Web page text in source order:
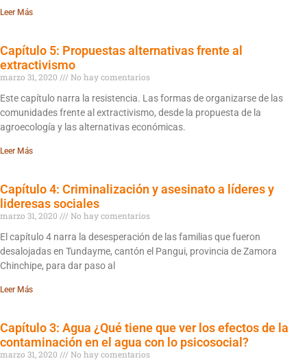
Leer Más
Capítulo 5: Propuestas alternativas frente al
extractivismo
marzo 31, 2020
No hay comentarios
Este capítulo narra la resistencia. Las formas de organizarse de las
comunidades frente al extractivismo, desde la propuesta de la
agroecología y las alternativas económicas.
Leer Más
Capítulo 4: Criminalización y asesinato a líderes y
lideresas sociales
marzo 31, 2020
No hay comentarios
El capítulo 4 narra la desesperación de las familias que fueron
desalojadas en Tundayme, cantón el Pangui, provincia de Zamora
Chinchipe, para dar paso al
Leer Más
Capítulo 3: Agua ¿Qué tiene que ver los efectos de la
contaminación en el agua con lo psicosocial?
marzo 31, 2020
No hay comentarios